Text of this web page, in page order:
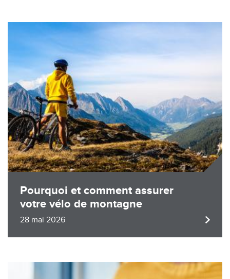
Pourquoi et comment assurer
votre vélo de montagne
28 mai 2026